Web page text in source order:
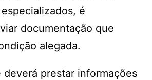
é
documentação que
alegada.
deverá prestar informações